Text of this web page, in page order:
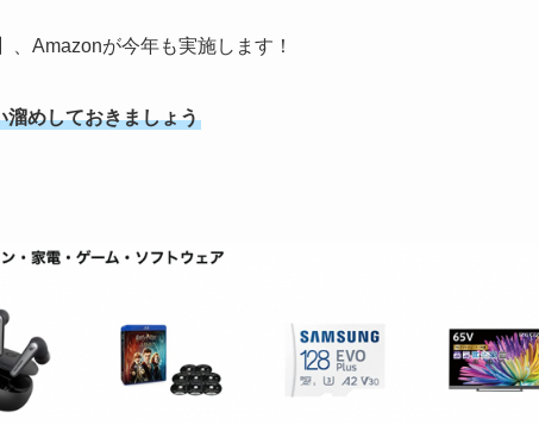
、Amazonが今年も実施します！
溜めしておきましょう